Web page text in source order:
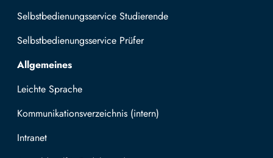
Selbstbedienungsservice Studierende
Selbstbedienungsservice Prüfer
Allgemeines
Leichte Sprache
Kommunikationsverzeichnis (intern)
Intranet